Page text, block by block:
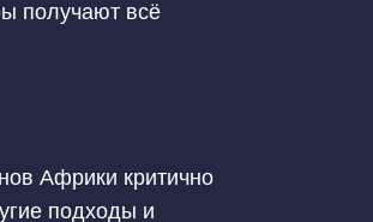
получают всё
Африки критично
подходы и